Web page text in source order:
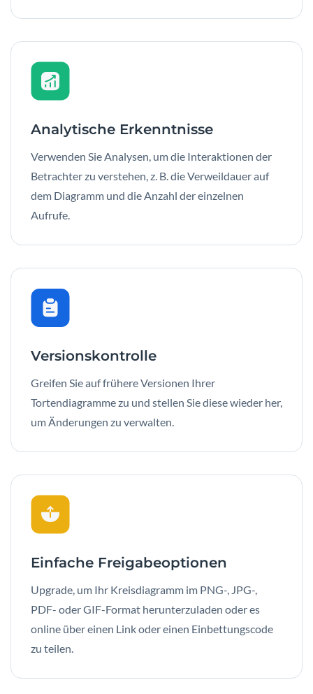
Analytische Erkenntnisse
Verwenden Sie Analysen, um die Interaktionen der
Betrachter zu verstehen, z. B. die Verweildauer auf
dem Diagramm und die Anzahl der einzelnen
Aufrufe.
Versionskontrolle
Greifen Sie auf frühere Versionen Ihrer
Tortendiagramme zu und stellen Sie diese wieder her,
um Änderungen zu verwalten.
Einfache Freigabeoptionen
Upgrade, um Ihr Kreisdiagramm im PNG-, JPG-,
PDF- oder GIF-Format herunterzuladen oder es
online über einen Link oder einen Einbettungscode
zu teilen.